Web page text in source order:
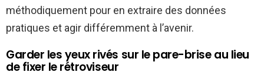
méthodiquement pour en extraire des données
pratiques et agir différemment à l’avenir.
Garder les yeux rivés sur le pare-brise au lieu
de fixer le rétroviseur